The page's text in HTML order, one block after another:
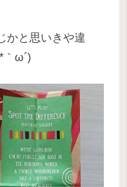
かと思いきや違
｀ω´)